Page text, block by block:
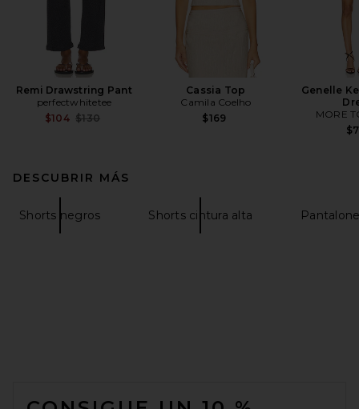
Remi Drawstring Pant
perfectwhitetee
$104 Previous price:
$130
Cassia Top
Camila Coelho
$169
Genelle
MORE
DESCUBRIR MÁS
Shorts negros Shorts cintura alta